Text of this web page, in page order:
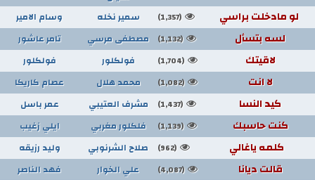
لو مادخلت براسي (1,357) سمير نخله وسام الامير
لسه بتسأل (1,132) مصطفى مرسي تامر عاشور
لاقيتك (1,704) فولكلور فولكلور
لا انت (1,082) محمد هلال عصام كاريكا
كيد النسا (1,437) مشرف العتيبي عمر باسل
كنت حاسبك (1,139) فلكلور مغربي ايلي زغيب
كلمه ياغالي (962) صلاح الشرنوبي وليد رزيقه
قالت ديانا (4,087) علي الخوار فهد الناصر